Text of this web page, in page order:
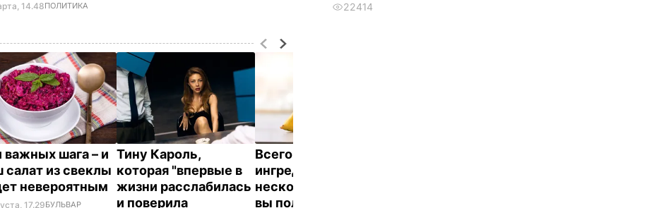
14.48ПОЛИТИКА
важных шага – и
салат из свеклы
невероятным
17.29БУЛЬВАР
Тину Кароль,
которая "впервые в
жизни расслабилась
и поверила
Всего три
ингредиента и
несколько минут – и
вы получите дома
22414